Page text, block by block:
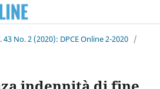
43 No. 2 (2020): DPCE Online 2-2020 /